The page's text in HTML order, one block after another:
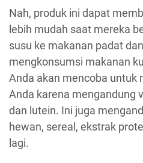
Nah, produk ini dapat
lebih mudah saat mereka
susu ke makanan padat
mengkonsumsi makanan
Anda akan mencoba untuk
Anda karena mengandung
dan lutein. Ini juga
hewan, sereal, ekstrak
lagi.